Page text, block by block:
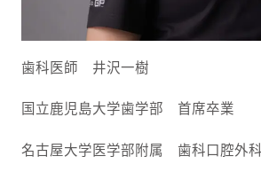
歯科医師 井沢一樹
国立鹿児島大学歯学部 首席卒業
名古屋大学医学部附属 歯科口腔外科